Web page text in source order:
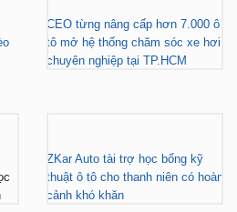
CEO từng nâng cấp hơn 7.000 ô
tô mở hệ thống chăm sóc xe hơi
chuyên nghiệp tại TP.HCM
ZKar Auto tài trợ học bổng kỹ
thuật ô tô cho thanh niên có hoàn
cảnh khó khăn